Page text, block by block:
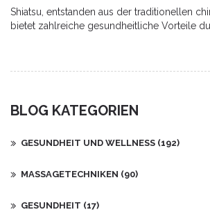
Shiatsu, entstanden aus der traditionellen
bietet zahlreiche gesundheitliche Vorteile
erhalten Sie praktische Einblicke, wie Sie
BLOG KATEGORIEN
GESUNDHEIT UND WELLNESS (192)
MASSAGETECHNIKEN (90)
GESUNDHEIT (17)